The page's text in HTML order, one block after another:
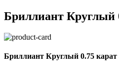
Бриллиант Круглый
Бриллиант Круглый 0.75 карат